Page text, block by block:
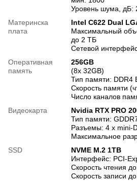
Уровень шума, дБ:
Материнска
плата
Intel C622 Dual
Максимальный
до 2 ТБ
Сетевой
Оперативная
память
256GB
(8x 32GB)
Тип памяти: DDR4
Скорость памяти
Число каналов
Видеокарта
Nvidia RTX PRO
Тип памяти:
Разъемы: 4 x mini-
Максимальное
SSD
NVME M.2 1TB
Интерфейс: PCI-
Скорость чтения
Скорость записи